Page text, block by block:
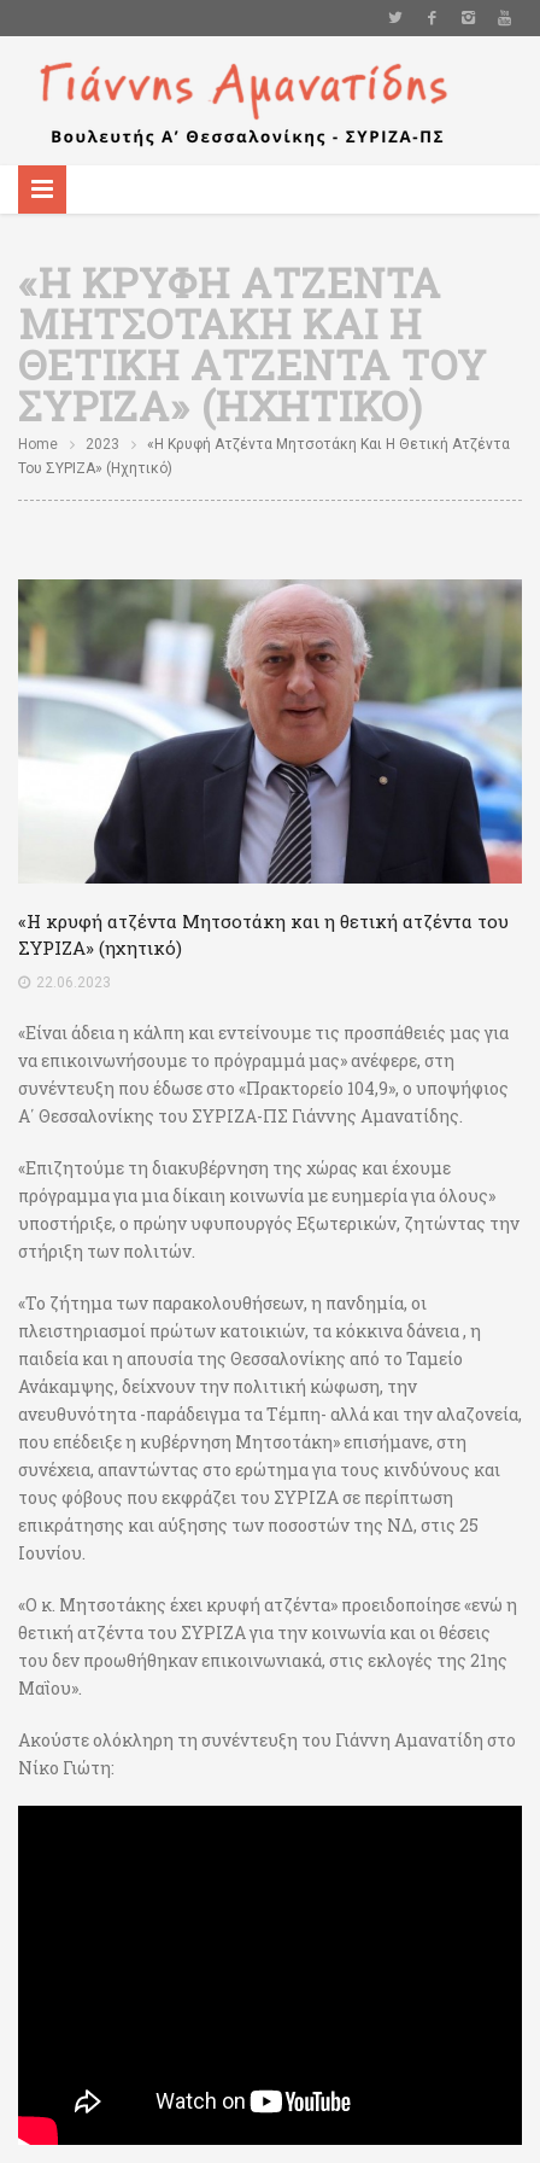
«Η ΚΡΥΦΉ ΑΤΖΈΝΤΑ
ΜΗΤΣΟΤΆΚΗ ΚΑΙ Η
ΘΕΤΙΚΉ ΑΤΖΈΝΤΑ ΤΟΥ
ΣΥΡΙΖΑ» (ΗΧΗΤΙΚΌ)
Home 2023
«Η Κρυφή Ατζέντα Μητσοτάκη Και Η Θετική Ατζέντα
Του ΣΥΡΙΖΑ» (ηχητικό)
«Η κρυφή ατζέντα Μητσοτάκη και η θετική ατζέντα του
ΣΥΡΙΖΑ» (ηχητικό)
22.06.2023
«Είναι άδεια η κάλπη και εντείνουμε τις προσπάθειές μας για
να επικοινωνήσουμε το πρόγραμμά μας» ανέφερε, στη
συνέντευξη που έδωσε στο «Πρακτορείο 104,9», ο υποψήφιος
Α΄ Θεσσαλονίκης του ΣΥΡΙΖΑ-ΠΣ Γιάννης Αμανατίδης.
«Επιζητούμε τη διακυβέρνηση της χώρας και έχουμε
πρόγραμμα για μια δίκαιη κοινωνία με ευημερία για όλους»
υποστήριξε, ο πρώην υφυπουργός Εξωτερικών, ζητώντας την
στήριξη των πολιτών.
«Το ζήτημα των παρακολουθήσεων, η πανδημία, οι
πλειστηριασμοί πρώτων κατοικιών, τα κόκκινα δάνεια , η
παιδεία και η απουσία της Θεσσαλονίκης από το Ταμείο
Ανάκαμψης, δείχνουν την πολιτική κώφωση, την
ανευθυνότητα -παράδειγμα τα Τέμπη- αλλά και την αλαζονεία,
που επέδειξε η κυβέρνηση Μητσοτάκη» επισήμανε, στη
συνέχεια, απαντώντας στο ερώτημα για τους κινδύνους και
τους φόβους που εκφράζει του ΣΥΡΙΖΑ σε περίπτωση
επικράτησης και αύξησης των ποσοστών της ΝΔ, στις 25
Ιουνίου.
«Ο κ. Μητσοτάκης έχει κρυφή ατζέντα» προειδοποίησε «ενώ η
θετική ατζέντα του ΣΥΡΙΖΑ για την κοινωνία και οι θέσεις
του δεν προωθήθηκαν επικοινωνιακά, στις εκλογές της 21ης
Μαΐου».
Ακούστε ολόκληρη τη συνέντευξη του Γιάννη Αμανατίδη στο
Νίκο Γιώτη: